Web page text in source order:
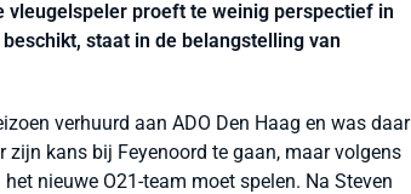
proeft te weinig perspectief in
staat in de belangstelling van
verhuurd aan ADO Den Haag en was daar
kans bij Feyenoord te gaan, maar volgens
nieuwe O21-team moet spelen. Na Steven